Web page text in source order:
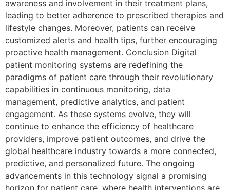
awareness and involvement in their treatment plans,
leading to better adherence to prescribed therapies and
lifestyle changes. Moreover, patients can receive
customized alerts and health tips, further encouraging
proactive health management. Conclusion Digital
patient monitoring systems are redefining the
paradigms of patient care through their revolutionary
capabilities in continuous monitoring, data
management, predictive analytics, and patient
engagement. As these systems evolve, they will
continue to enhance the efficiency of healthcare
providers, improve patient outcomes, and drive the
global healthcare industry towards a more connected,
predictive, and personalized future. The ongoing
advancements in this technology signal a promising